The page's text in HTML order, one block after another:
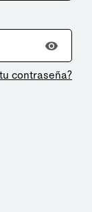
contraseña?